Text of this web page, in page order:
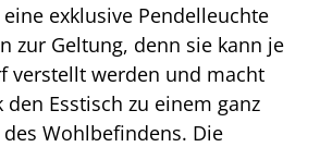
exklusive Pendelleuchte
zur Geltung, denn sie kann je
verstellt werden und macht
Esstisch zu einem ganz
Wohlbefindens. Die